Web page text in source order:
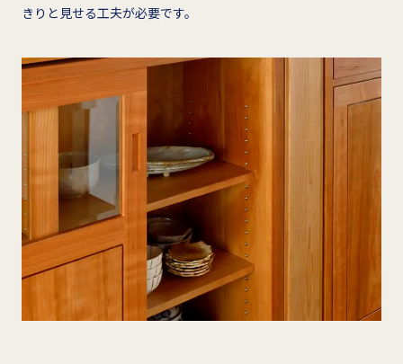
きりと見せる工夫が必要です。